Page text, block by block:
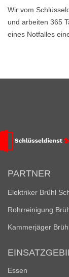
Wir vom
und arbeiten 365
eines Notfalles
PARTNER
Elektriker Brühl
Rohrreinigung
Kammerjäger
Essen